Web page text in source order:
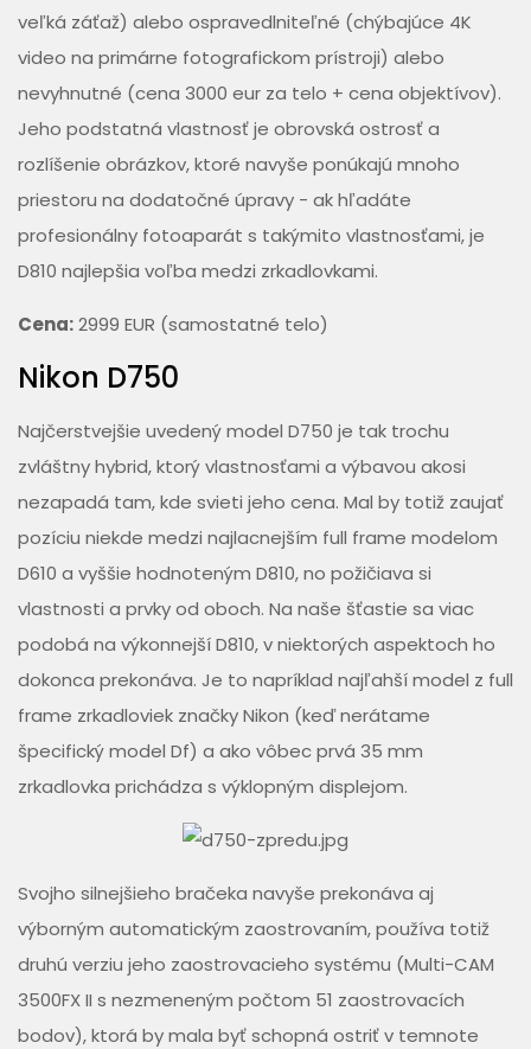
veľká záťaž) alebo ospravedlniteľné (chýbajúce 4K
video na primárne fotografickom prístroji) alebo
nevyhnutné (cena 3000 eur za telo + cena objektívov).
Jeho podstatná vlastnosť je obrovská ostrosť a
rozlíšenie obrázkov, ktoré navyše ponúkajú mnoho
priestoru na dodatočné úpravy - ak hľadáte
profesionálny fotoaparát s takýmito vlastnosťami, je
D810 najlepšia voľba medzi zrkadlovkami.
Cena:2999 EUR (samostatné telo)
Nikon D750
Najčerstvejšie uvedený model D750 je tak trochu
zvláštny hybrid, ktorý vlastnosťami a výbavou akosi
nezapadá tam, kde svieti jeho cena. Mal by totiž zaujať
pozíciu niekde medzi najlacnejším full frame modelom
D610 a vyššie hodnoteným D810, no požičiava si
vlastnosti a prvky od oboch. Na naše šťastie sa viac
podobá na výkonnejší D810, v niektorých aspektoch ho
dokonca prekonáva. Je to napríklad najľahší model z full
frame zrkadloviek značky Nikon (keď nerátame
špecifický model Df) a ako vôbec prvá 35 mm
zrkadlovka prichádza s výklopným displejom.
Svojho silnejšieho bračeka navyše prekonáva aj
výborným automatickým zaostrovaním, používa totiž
druhú verziu jeho zaostrovacieho systému (Multi-CAM
3500FX II s nezmeneným počtom 51 zaostrovacích
bodov), ktorá by mala byť schopná ostriť v temnote